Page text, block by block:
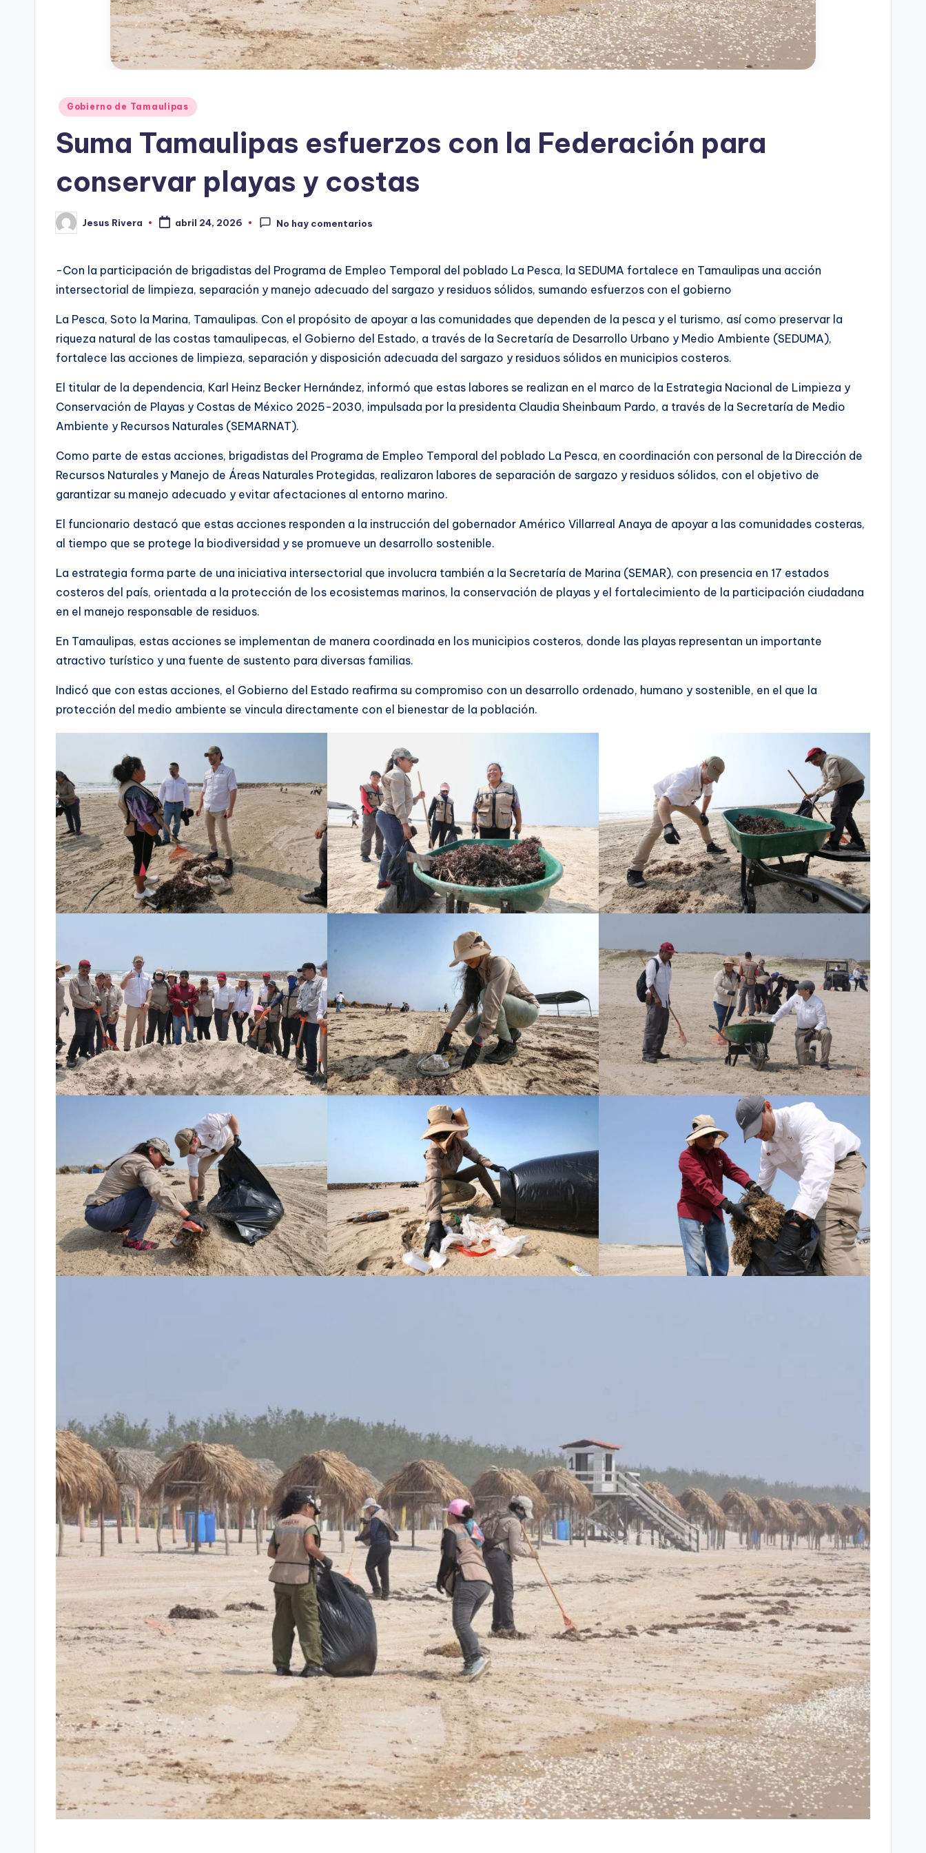
Publicado
Gobierno de Tamaulipas
Suma Tamaulipas esfuerzos con la Federación para
conservar playas y costas
Publicado
por
Jesus Rivera abril 24, 2026 No hay comentarios
-Con la participación de brigadistas del Programa de Empleo Temporal del poblado La Pesca, la SEDUMA fortalece en Tamaulipas una acción
intersectorial de limpieza, separación y manejo adecuado del sargazo y residuos sólidos, sumando esfuerzos con el gobierno
La Pesca, Soto la Marina, Tamaulipas. Con el propósito de apoyar a las comunidades que dependen de la pesca y el turismo, así como preservar la
riqueza natural de las costas tamaulipecas, el Gobierno del Estado, a través de la Secretaría de Desarrollo Urbano y Medio Ambiente (SEDUMA),
fortalece las acciones de limpieza, separación y disposición adecuada del sargazo y residuos sólidos en municipios costeros.
El titular de la dependencia, Karl Heinz Becker Hernández, informó que estas labores se realizan en el marco de la Estrategia Nacional de Limpieza y
Conservación de Playas y Costas de México 2025-2030, impulsada por la presidenta Claudia Sheinbaum Pardo, a través de la Secretaría de Medio
Ambiente y Recursos Naturales (SEMARNAT).
Como parte de estas acciones, brigadistas del Programa de Empleo Temporal del poblado La Pesca, en coordinación con personal de la Dirección de
Recursos Naturales y Manejo de Áreas Naturales Protegidas, realizaron labores de separación de sargazo y residuos sólidos, con el objetivo de
garantizar su manejo adecuado y evitar afectaciones al entorno marino.
El funcionario destacó que estas acciones responden a la instrucción del gobernador Américo Villarreal Anaya de apoyar a las comunidades costeras,
al tiempo que se protege la biodiversidad y se promueve un desarrollo sostenible.
La estrategia forma parte de una iniciativa intersectorial que involucra también a la Secretaría de Marina (SEMAR), con presencia en 17 estados
costeros del país, orientada a la protección de los ecosistemas marinos, la conservación de playas y el fortalecimiento de la participación ciudadana
en el manejo responsable de residuos.
En Tamaulipas, estas acciones se implementan de manera coordinada en los municipios costeros, donde las playas representan un importante
atractivo turístico y una fuente de sustento para diversas familias.
Indicó que con estas acciones, el Gobierno del Estado reafirma su compromiso con un desarrollo ordenado, humano y sostenible, en el que la
protección del medio ambiente se vincula directamente con el bienestar de la población.